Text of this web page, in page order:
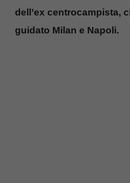
dell’ex centrocampista,
guidato Milan e Napoli.